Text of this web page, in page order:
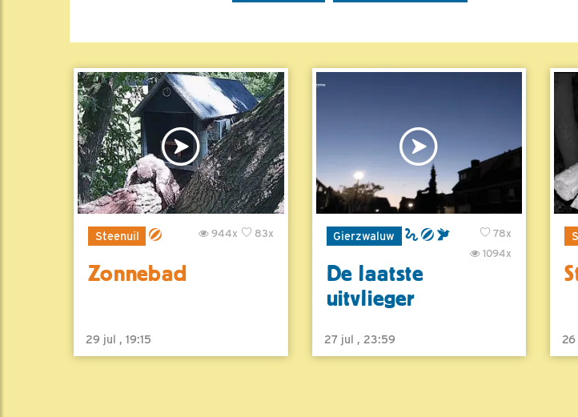
Steenuil 83x
944x
Zonnebad
29 jul , 19:15
Gierzwaluw
78x
1094x
De laatste
uitvlieger
27 jul , 23:59